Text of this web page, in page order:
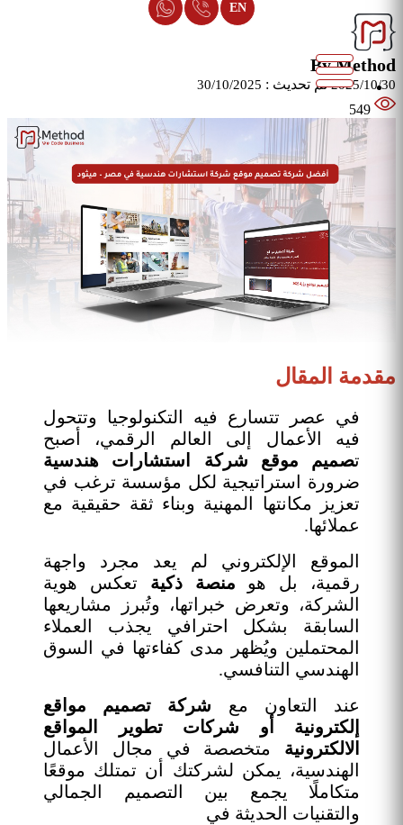
EN
By Method
2025/10/30 تم تحديث : 30/10/2025
549
مقدمة المقال
في عصر تتسارع فيه التكنولوجيا وتتحول
فيه الأعمال إلى العالم الرقمي، أصبح
تصميم موقع شركة استشارات هندسية
ضرورة استراتيجية لكل مؤسسة ترغب في
تعزيز مكانتها المهنية وبناء ثقة حقيقية مع
عملائها.
الموقع الإلكتروني لم يعد مجرد واجهة
رقمية، بل هو منصة ذكية تعكس هوية
الشركة، وتعرض خبراتها، وتُبرز مشاريعها
السابقة بشكل احترافي يجذب العملاء
المحتملين ويُظهر مدى كفاءتها في السوق
الهندسي التنافسي.
عند التعاون مع شركة تصميم مواقع
إلكترونية أو شركات تطوير المواقع
الالكترونية متخصصة في مجال الأعمال
الهندسية، يمكن لشركتك أن تمتلك موقعًا
متكاملًا يجمع بين التصميم الجمالي
والتقنيات الحديثة في